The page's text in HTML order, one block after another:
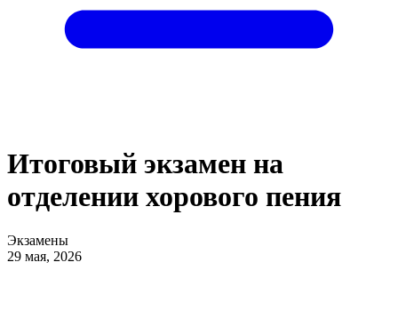
Итоговый экзамен на
отделении хорового пения
Экзамены
29 мая, 2026